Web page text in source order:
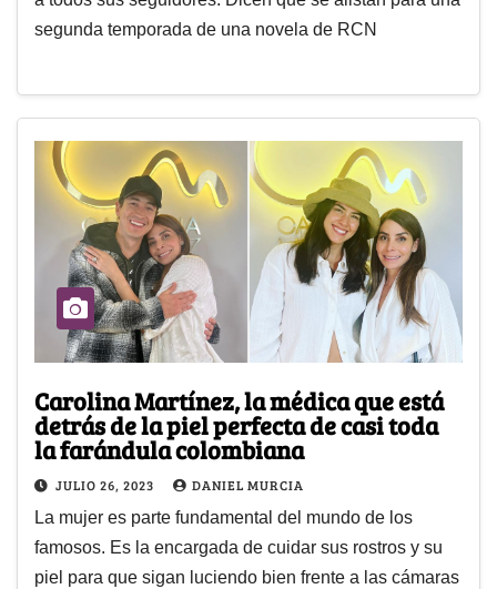
segunda temporada de una novela de RCN
Carolina Martínez, la médica que está
detrás de la piel perfecta de casi toda
la farándula colombiana
JULIO 26, 2023 DANIEL MURCIA
La mujer es parte fundamental del mundo de los
famosos. Es la encargada de cuidar sus rostros y su
piel para que sigan luciendo bien frente a las cámaras